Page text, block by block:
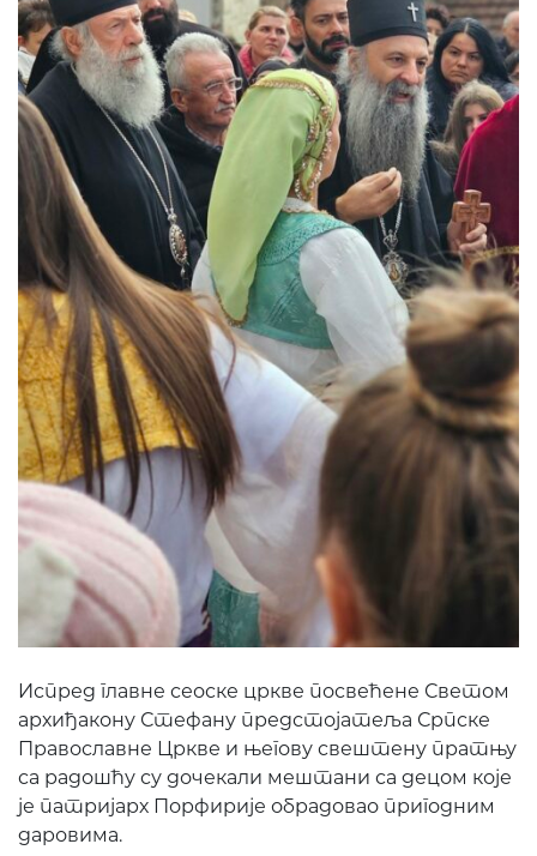
Испред главне сеоске цркве посвећене Светом
архиђакону Стефану предстојатеља Српске
Православне Цркве и његову свештену пратњу
са радошћу су дочекали мештани са децом које
је патријарх Порфирије обрадовао пригодним
даровима.